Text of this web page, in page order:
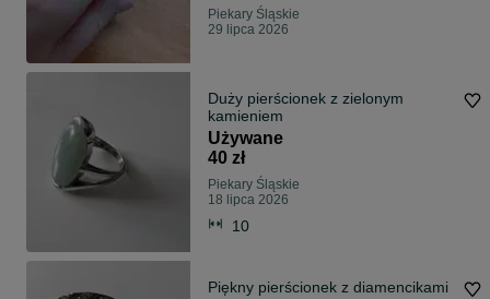
Piekary Śląskie
29 lipca 2026
Duży pierścionek z zielonym
kamieniem
Używane
40 zł
Piekary Śląskie
18 lipca 2026
10
Piękny pierścionek z diamencikami